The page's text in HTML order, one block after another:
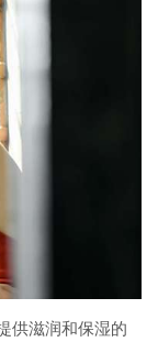
供滋润和保湿的